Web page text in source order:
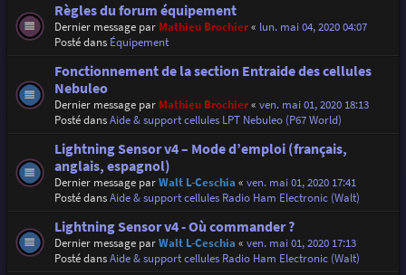
Règles du forum équipement
Dernier message par Mathieu Brochier« lun. mai 04, 2020 04:07
Posté dans Équipement
Fonctionnement de la section Entraide des cellules
Nebuleo
Dernier message par Mathieu Brochier« ven. mai 01, 2020 18:13
Posté dansAide & support cellules LPT Nebuleo (P67 World)
Lightning Sensor v4 – Mode d’emploi (français,
anglais, espagnol)
Dernier message parWalt L-Ceschia « ven. mai 01, 2020 17:41
Posté dansAide & support cellules Radio Ham Electronic (Walt)
Lightning Sensor v4 - Où commander ?
Dernier message parWalt L-Ceschia « ven. mai 01, 2020 17:13
Posté dansAide & support cellules Radio Ham Electronic (Walt)